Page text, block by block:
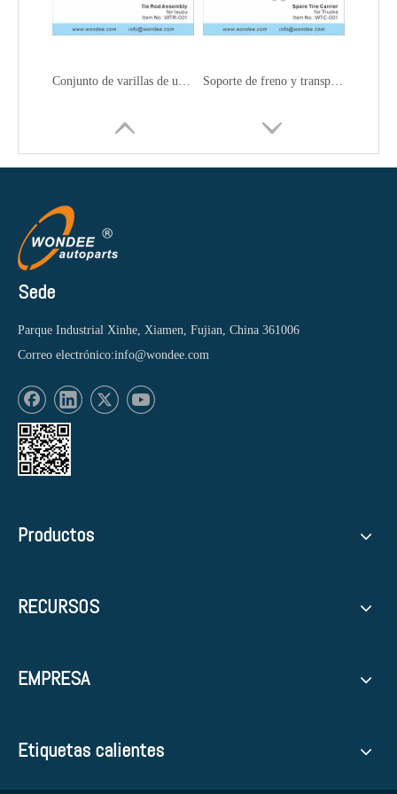
Sede
Parque Industrial Xinhe, Xiamen, Fujian, China 361006
Correo electrónico:info@wondee.com
Productos
RECURSOS
EMPRESA
Etiquetas calientes